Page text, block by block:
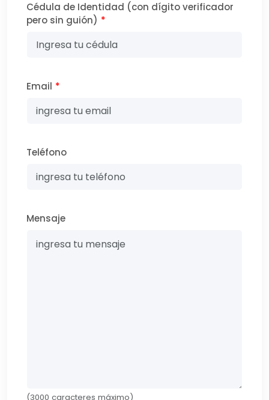
Cédula de Identidad (con dígito verificador
pero sin guión) *
Email *
Teléfono
Mensaje
(3000 caracteres máximo)